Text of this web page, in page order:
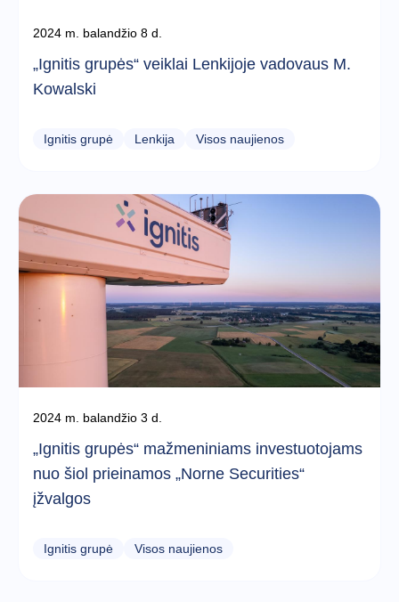
2024 m. balandžio 8 d.
„Ignitis grupės“ veiklai Lenkijoje vadovaus M.
Kowalski
Ignitis grupė Lenkija Visos naujienos
2024 m. balandžio 3 d.
„Ignitis grupės“ mažmeniniams investuotojams
nuo šiol prieinamos „Norne Securities“
įžvalgos
Ignitis grupė Visos naujienos